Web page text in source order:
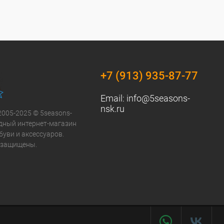
2025 © 5seasons-
интернет-магазин
и аксессуаров.
защищены.
+7 (913) 935-87-77
Email: info@5seasons-
nsk.ru